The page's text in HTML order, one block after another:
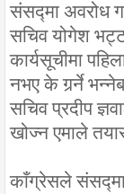
संसद्मा अवरोध
सचिव योगेश
कार्यसूचीमा
नभए के गर्र्ने
सचिव प्रदीप
खोज्न एमाले
काँग्रेसले संसद्मा